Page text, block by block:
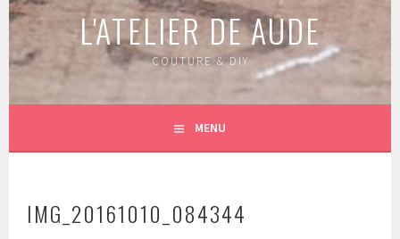
L'ATELIER DE AUDE
COUTURE & DIY
MENU
IMG_20161010_084344